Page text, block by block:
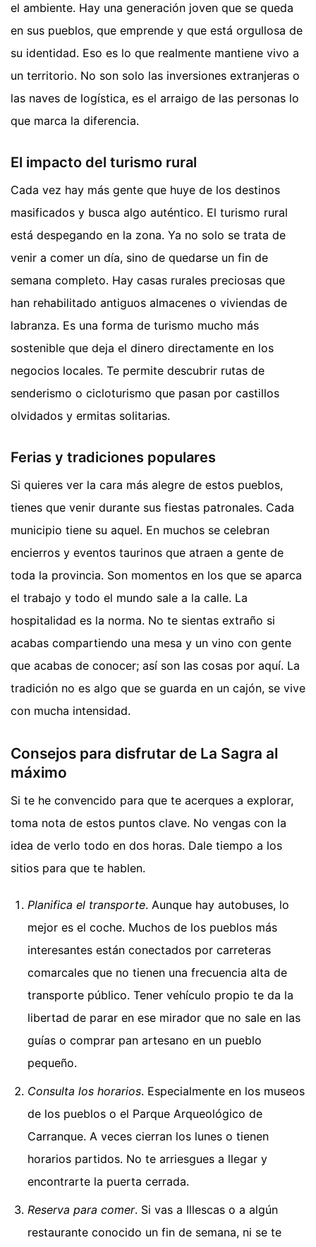
el ambiente. Hay una generación joven que se queda
en sus pueblos, que emprende y que está orgullosa de
su identidad. Eso es lo que realmente mantiene vivo a
un territorio. No son solo las inversiones extranjeras o
las naves de logística, es el arraigo de las personas lo
que marca la diferencia.
El impacto del turismo rural
Cada vez hay más gente que huye de los destinos
masificados y busca algo auténtico. El turismo rural
está despegando en la zona. Ya no solo se trata de
venir a comer un día, sino de quedarse un fin de
semana completo. Hay casas rurales preciosas que
han rehabilitado antiguos almacenes o viviendas de
labranza. Es una forma de turismo mucho más
sostenible que deja el dinero directamente en los
negocios locales. Te permite descubrir rutas de
senderismo o cicloturismo que pasan por castillos
olvidados y ermitas solitarias.
Ferias y tradiciones populares
Si quieres ver la cara más alegre de estos pueblos,
tienes que venir durante sus fiestas patronales. Cada
municipio tiene su aquel. En muchos se celebran
encierros y eventos taurinos que atraen a gente de
toda la provincia. Son momentos en los que se aparca
el trabajo y todo el mundo sale a la calle. La
hospitalidad es la norma. No te sientas extraño si
acabas compartiendo una mesa y un vino con gente
que acabas de conocer; así son las cosas por aquí. La
tradición no es algo que se guarda en un cajón, se vive
con mucha intensidad.
Consejos para disfrutar de La Sagra al
máximo
Si te he convencido para que te acerques a explorar,
toma nota de estos puntos clave. No vengas con la
idea de verlo todo en dos horas. Dale tiempo a los
sitios para que te hablen.
Planifica el transporte. Aunque hay autobuses, lo
mejor es el coche. Muchos de los pueblos más
interesantes están conectados por carreteras
comarcales que no tienen una frecuencia alta de
transporte público. Tener vehículo propio te da la
libertad de parar en ese mirador que no sale en las
guías o comprar pan artesano en un pueblo
pequeño.
Consulta los horarios. Especialmente en los museos
de los pueblos o el Parque Arqueológico de
Carranque. A veces cierran los lunes o tienen
horarios partidos. No te arriesgues a llegar y
encontrarte la puerta cerrada.
Reserva para comer. Si vas a Illescas o a algún
restaurante conocido un fin de semana, ni se te